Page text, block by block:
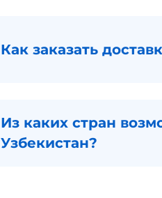
Как заказать
Из каких стран
Узбекистан?